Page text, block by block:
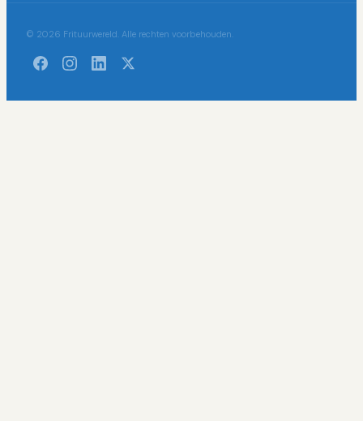
© 2026 Frituurwereld. Alle rechten voorbehouden.